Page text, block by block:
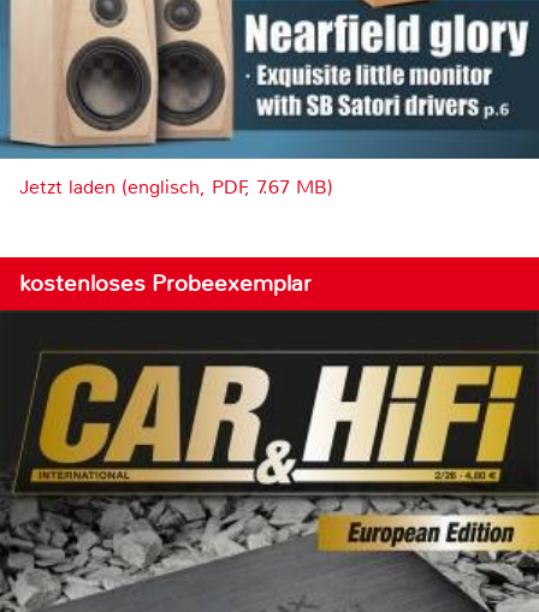
Jetzt laden (englisch, PDF, 7.67 MB)
kostenloses Probeexemplar